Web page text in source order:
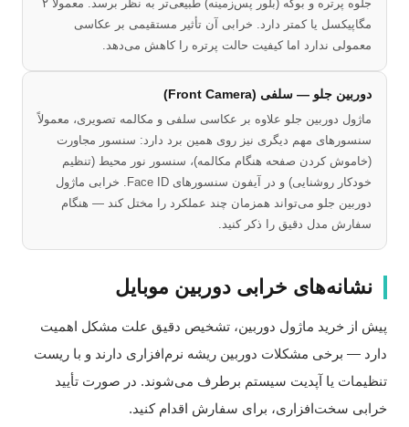
جلوه پرتره و بوکه (بلور پس‌زمینه) طبیعی‌تر به نظر برسد. معمولاً ۲
مگاپیکسل یا کمتر دارد. خرابی آن تأثیر مستقیمی بر عکاسی
معمولی ندارد اما کیفیت حالت پرتره را کاهش می‌دهد.
دوربین جلو — سلفی (Front Camera)
ماژول دوربین جلو علاوه بر عکاسی سلفی و مکالمه تصویری، معمولاً
سنسورهای مهم دیگری نیز روی همین برد دارد: سنسور مجاورت
(خاموش کردن صفحه هنگام مکالمه)، سنسور نور محیط (تنظیم
خودکار روشنایی) و در آیفون سنسورهای Face ID. خرابی ماژول
دوربین جلو می‌تواند همزمان چند عملکرد را مختل کند — هنگام
سفارش مدل دقیق را ذکر کنید.
نشانه‌های خرابی دوربین موبایل
از خرید ماژول دوربین، تشخیص دقیق علت مشکل اهمیت
— برخی مشکلات دوربین ریشه نرم‌افزاری دارند و با ریست
یا آپدیت سیستم برطرف می‌شوند. در صورت تأیید
سخت‌افزاری، برای سفارش اقدام کنید.